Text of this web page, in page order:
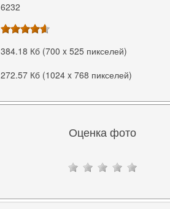
6232
384.18 Кб (700 x 525 пикселей)
272.57 Кб (1024 x 768 пикселей)
Оценка фото